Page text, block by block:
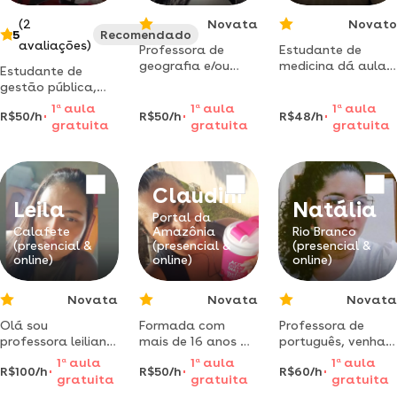
5
(2
avaliações)
Recomendado
Estudante de
gestão pública,
aulas em diversas
áreas, vem comigo
aprender vem!
R$50/h
1 aaula
gratuita
Novata
Professora de
geografia e/ou
melhor forma
possível!
R$50/h
1 a aula
gratuita
Novato
Estudante de
medicina dá aulas
redação para
alunos do ensino
vestibular
R$48/h
1 aaula
gratuita
Leila
Calafete
(presencial &
online)
Novata
Olá sou
professora leiliane
estou pronta para
ensinar e
alfabetizar seu
R$100/h
1 aaula
gratuita
Claudini
Portal da
Amazônia
(presencial &
online)
Novata
Formada com
mais de 16 anos de
experiência, amo o
que faç, posso te
R$50/h
1 a aula
gratuita
Natália
Rio Branco
(presencial &
online)
Novata
Professora de
português, venha
aprender de forma
personalizada e
eficiente! oi, meu
R$60/h
1 aaula
gratuita